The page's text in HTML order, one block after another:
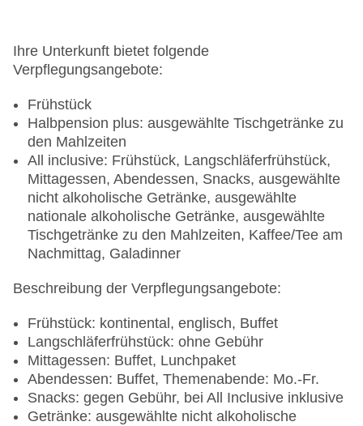
Ihre Unterkunft bietet folgende
Verpflegungsangebote:
Frühstück
Halbpension plus: ausgewählte Tischgetränke zu
den Mahlzeiten
All inclusive: Frühstück, Langschläferfrühstück,
Mittagessen, Abendessen, Snacks, ausgewählte
nicht alkoholische Getränke, ausgewählte
nationale alkoholische Getränke, ausgewählte
Tischgetränke zu den Mahlzeiten, Kaffee/Tee am
Nachmittag, Galadinner
Beschreibung der Verpflegungsangebote:
Frühstück: kontinental, englisch, Buffet
Langschläferfrühstück: ohne Gebühr
Mittagessen: Buffet, Lunchpaket
Abendessen: Buffet, Themenabende: Mo.-Fr.
Snacks: gegen Gebühr, bei All Inclusive inklusive
Getränke: ausgewählte nicht alkoholische